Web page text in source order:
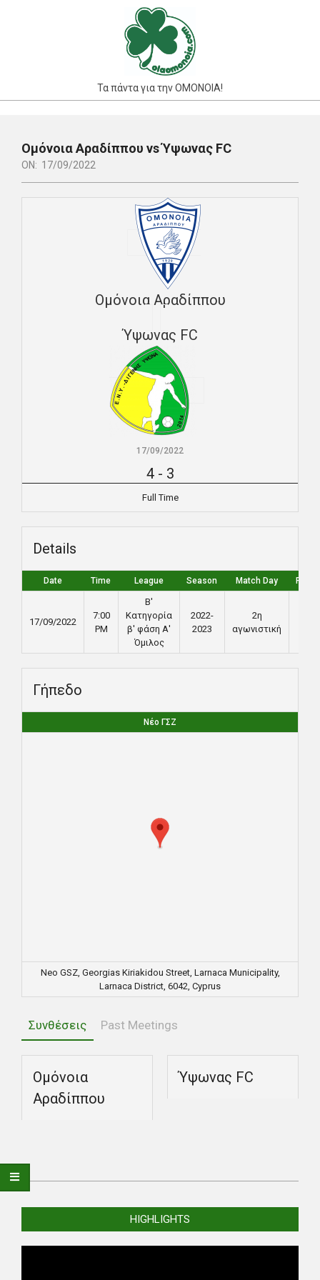
Τα πάντα για την ΟΜΟΝΟΙΑ!
Navigation
Menu
Ομόνοια Αραδίππου vs Ύψωνας FC
ON: 17/09/2022
Ομόνοια Αραδίππου
Ύψωνας FC
17/09/2022
4- 3
Full Time
Details
Date Time League Season Match Day Full
17/09/2022
7:00
PM
Β'
Κατηγορία
β' φάση Α'
Όμιλος
2022-
2023
2η
αγωνιστική
Γήπεδο
Νέο ΓΣΖ
Neo GSZ, Georgias Kiriakidou Street, Larnaca Municipality,
Larnaca District, 6042, Cyprus
Συνθέσεις Past Meetings
Ομόνοια
Αραδίππου
Ύψωνας FC
2022-
09-
HIGHLIGHTS